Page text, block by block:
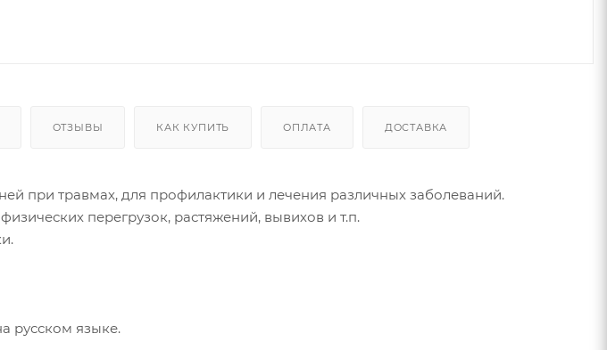
ОТЗЫВЫ КАК КУПИТЬ ОПЛАТА ДОСТАВКА
при травмах, для профилактики и лечения различных заболеваний.
перегрузок, растяжений, вывихов и т.п.
русском языке.